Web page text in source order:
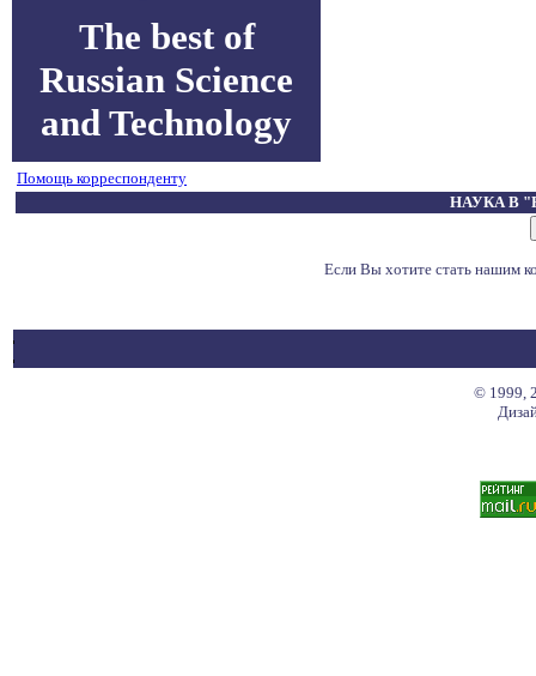
The best of
Russian Science
and Technology
Помощь корреспонденту
НАУКА В
Если Вы хотите стать нашим
© 1999,